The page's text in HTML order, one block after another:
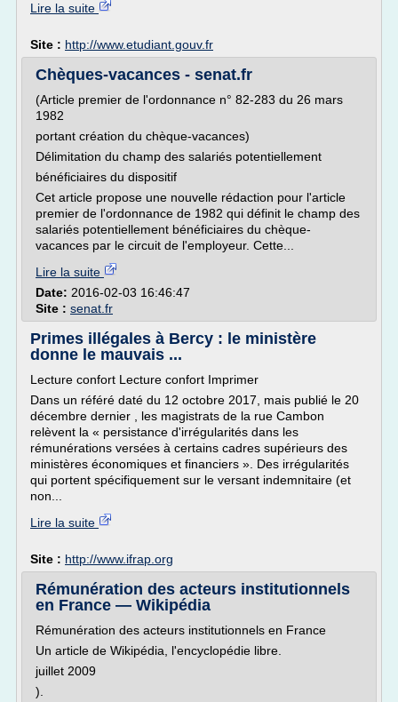
Lire la suite
Site : http://www.etudiant.gouv.fr
Chèques-vacances - senat.fr
(Article premier de l'ordonnance n° 82-283 du 26 mars
1982
portant création du chèque-vacances)
Délimitation du champ des salariés potentiellement
bénéficiaires du dispositif
Cet article propose une nouvelle rédaction pour l'article
premier de l'ordonnance de 1982 qui définit le champ des
salariés potentiellement bénéficiaires du chèque-
vacances par le circuit de l'employeur. Cette...
Lire la suite
Date: 2016-02-03 16:46:47
Site : senat.fr
Primes illégales à Bercy : le ministère
donne le mauvais ...
Lecture confort Lecture confort Imprimer
Dans un référé daté du 12 octobre 2017, mais publié le 20
décembre dernier , les magistrats de la rue Cambon
relèvent la « persistance d'irrégularités dans les
rémunérations versées à certains cadres supérieurs des
ministères économiques et financiers ». Des irrégularités
qui portent spécifiquement sur le versant indemnitaire (et
non...
Lire la suite
Site : http://www.ifrap.org
Rémunération des acteurs institutionnels
en France — Wikipédia
Rémunération des acteurs institutionnels en France
Un article de Wikipédia, l'encyclopédie libre.
juillet 2009
).